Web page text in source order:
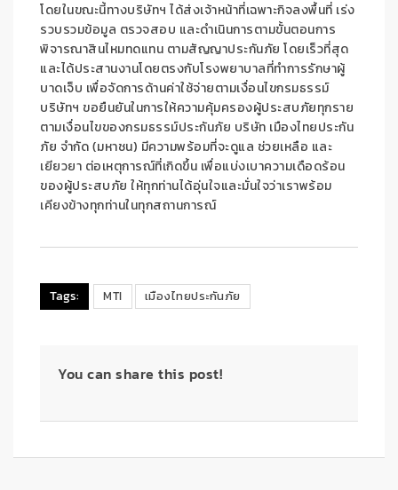
โดยในขณะนี้ทางบริษัทฯ ได้ส่งเจ้าหน้าที่เฉพาะกิจลงพื้นที่ เร่ง
รวบรวมข้อมูล ตรวจสอบ และดำเนินการตามขั้นตอนการ
พิจารณาสินไหมทดแทน ตามสัญญาประกันภัย โดยเร็วที่สุด
และได้ประสานงานโดยตรงกับโรงพยาบาลที่ทำการรักษาผู้
บาดเจ็บ เพื่อจัดการด้านค่าใช้จ่ายตามเงื่อนไขกรมธรรม์
บริษัทฯ ขอยืนยันในการให้ความคุ้มครองผู้ประสบภัยทุกราย
ตามเงื่อนไขของกรมธรรม์ประกันภัย บริษัท เมืองไทยประกัน
ภัย จำกัด (มหาชน) มีความพร้อมที่จะดูแล ช่วยเหลือ และ
เยียวยา ต่อเหตุการณ์ที่เกิดขึ้น เพื่อแบ่งเบาความเดือดร้อน
ของผู้ประสบภัย ให้ทุกท่านได้อุ่นใจและมั่นใจว่าเราพร้อม
เคียงข้างทุกท่านในทุกสถานการณ์
Tags: MTI เมืองไทยประกันภัย
You can share this post!